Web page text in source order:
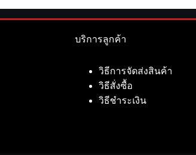
บริการลูกค้า
วิธีการจัดส่งสินค้า
วิธีสั่งซื้อ
วิธีชำระเงิน